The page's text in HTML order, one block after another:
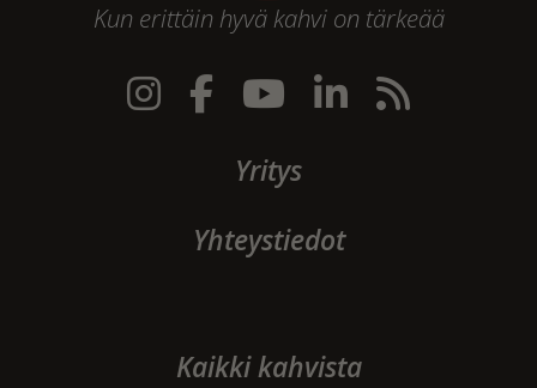
Kun erittäin hyvä kahvi on tärkeää
Yritys
Yhteystiedot
Kaikki kahvista